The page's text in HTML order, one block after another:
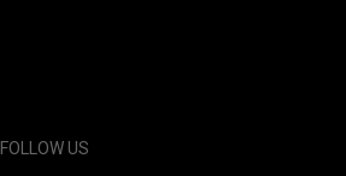
FOLLOW US